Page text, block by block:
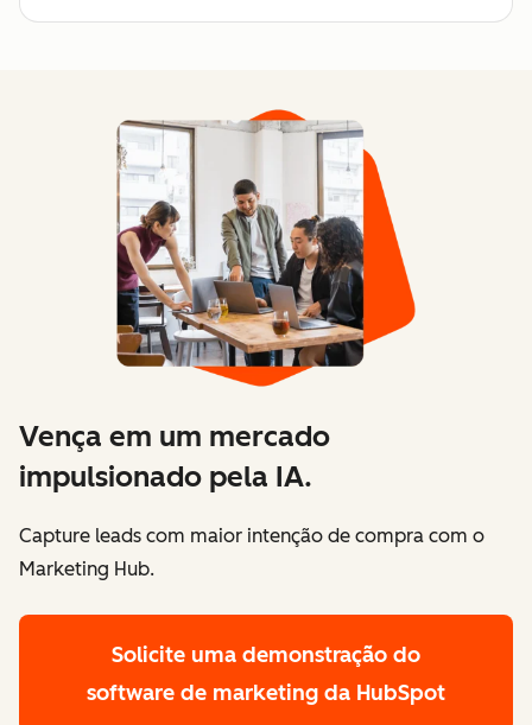
Vença em um mercado
impulsionado pela IA.
Capture leads com maior intenção de compra com o
Marketing Hub.
Solicite uma demonstração do
software de marketing da HubSpot